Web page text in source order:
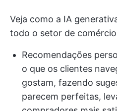
Veja como a IA
todo o setor de
Recomendações
o que os clientes
gostam, fazendo
parecem perfeitas,